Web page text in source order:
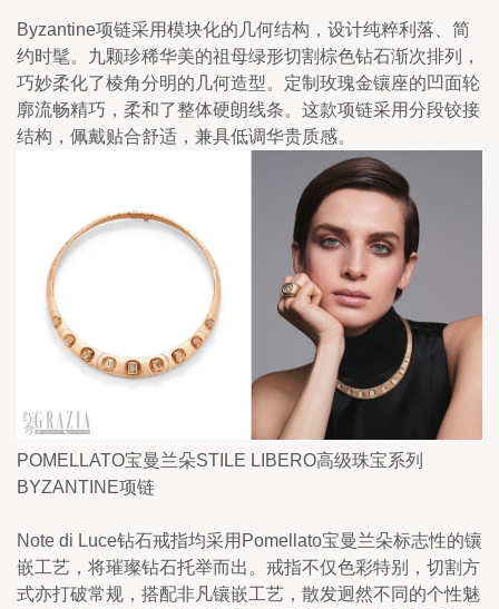
Byzantine项链采用模块化的几何结构，设计纯粹利落、简
约时髦。九颗珍稀华美的祖母绿形切割棕色钻石渐次排列，
巧妙柔化了棱角分明的几何造型。定制玫瑰金镶座的凹面轮
廓流畅精巧，柔和了整体硬朗线条。这款项链采用分段铰接
结构，佩戴贴合舒适，兼具低调华贵质感。
POMELLATO宝曼兰朵STILE LIBERO高级珠宝系列
BYZANTINE项链
Note di Luce钻石戒指均采用Pomellato宝曼兰朵标志性的镶
嵌工艺，将璀璨钻石托举而出。戒指不仅色彩特别，切割方
式亦打破常规，搭配非凡镶嵌工艺，散发迥然不同的个性魅